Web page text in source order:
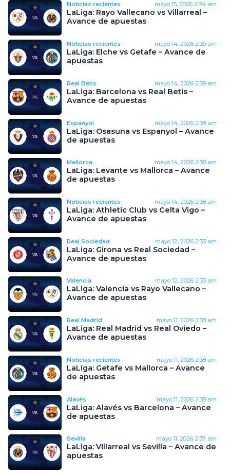
Noticias recientes mayo 15, 2026 2:34 am
LaLiga: Rayo Vallecano vs Villarreal –
Avance de apuestas
Noticias recientes mayo 14, 2026 2:39 am
LaLiga: Elche vs Getafe – Avance de
apuestas
Real Betis mayo 14, 2026 2:39 am
LaLiga: Barcelona vs Real Betis –
Avance de apuestas
Espanyol mayo 14, 2026 2:38 am
LaLiga: Osasuna vs Espanyol – Avance
de apuestas
Mallorca mayo 14, 2026 2:38 am
LaLiga: Levante vs Mallorca – Avance
de apuestas
Noticias recientes mayo 14, 2026 2:38 am
LaLiga: Athletic Club vs Celta Vigo –
Avance de apuestas
Real Sociedad mayo 12, 2026 2:33 am
LaLiga: Girona vs Real Sociedad –
Avance de apuestas
Valencia mayo 12, 2026 2:33 am
LaLiga: Valencia vs Rayo Vallecano –
Avance de apuestas
Real Madrid mayo 11, 2026 2:38 am
LaLiga: Real Madrid vs Real Oviedo –
Avance de apuestas
Noticias recientes mayo 11, 2026 2:38 am
LaLiga: Getafe vs Mallorca – Avance
de apuestas
Alavés mayo 11, 2026 2:38 am
LaLiga: Alavés vs Barcelona – Avance
de apuestas
Sevilla mayo 11, 2026 2:37 am
LaLiga: Villarreal vs Sevilla – Avance de
apuestas